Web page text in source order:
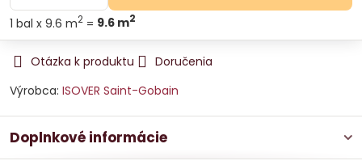
1 bal x 9.6 m2 = 9.6 m2
Otázka k produktu
Doručenia
Výrobca: ISOVER Saint-Gobain
Doplnkové informácie